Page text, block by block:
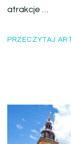
atrakcje …
PRZECZYTAJ